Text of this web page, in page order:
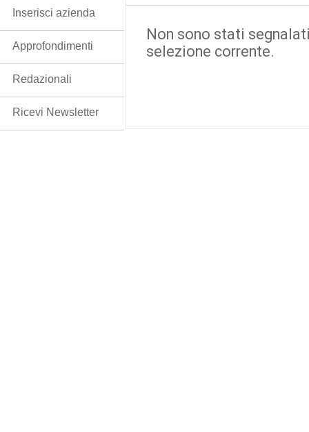
Non sono stati
selezione corrente.
Inserisci azienda
Approfondimenti
Redazionali
Ricevi Newsletter